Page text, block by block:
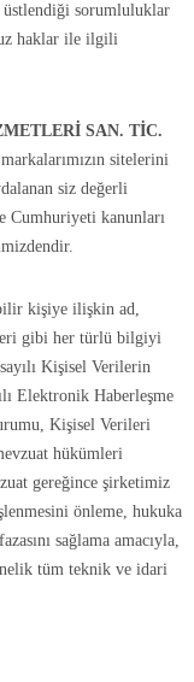
üstlendiği sorumluluklar
haklar ile ilgili
SAN. TİC.
sitelerini
siz değerli
Cumhuriyeti kanunları
kişiye ilişkin ad,
gibi her türlü bilgiyi
Kişisel Verilerin
Elektronik Haberleşme
Kişisel Verileri
hükümleri
gereğince şirketimiz
önleme, hukuka
sağlama amacıyla,
tüm teknik ve idari